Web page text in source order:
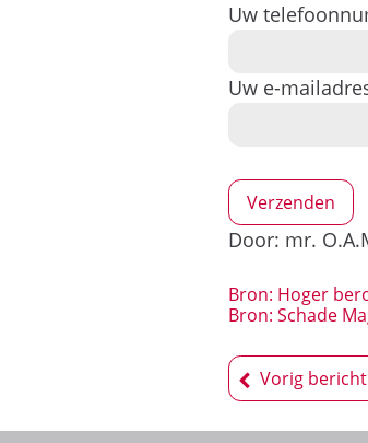
Uw
Uw e-
Door: mr.
Bron: Hoger
Bron: Schade
Bericht
navigatie
Vorig bericht